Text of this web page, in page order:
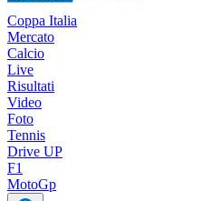
Coppa Italia
Mercato
Calcio
Live
Risultati
Video
Foto
Tennis
Drive UP
F1
MotoGp